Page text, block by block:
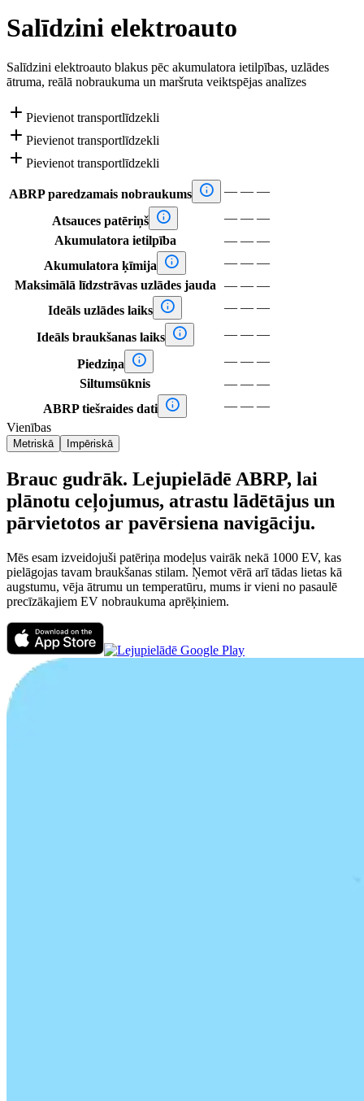
Salīdzini elektroauto
Salīdzini elektroauto blakus pēc akumulatora ietilpības, uzlādes
ātruma, reālā nobraukuma un maršruta veiktspējas analīzes
 Pievienot transportlīdzekli
 Pievienot transportlīdzekli
 Pievienot transportlīdzekli
ABRP paredzamais nobraukums  — — —
Atsauces patēriņš  — — —
Akumulatora ietilpība
— — —
Akumulatora ķīmija
 — — —
Maksimālā līdzstrāvas uzlādes jauda
— — —
Ideāls uzlādes laiks  — — —
Ideāls braukšanas laiks  — — —
Piedziņa  — — —
Siltumsūknis
— — —
ABRP tiešraides dati  — — —
Vienības
Metriskā Impēriskā
Brauc gudrāk. Lejupielādē ABRP, lai
plānotu ceļojumus, atrastu lādētājus un
pārvietotos ar pavērsiena navigāciju.
Mēs esam izveidojuši patēriņa modeļus vairāk nekā 1000 EV, kas
pielāgojas tavam braukšanas stilam. Ņemot vērā arī tādas lietas kā
augstumu, vēja ātrumu un temperatūru, mums ir vieni no pasaulē
precīzākajiem EV nobraukuma aprēķiniem.